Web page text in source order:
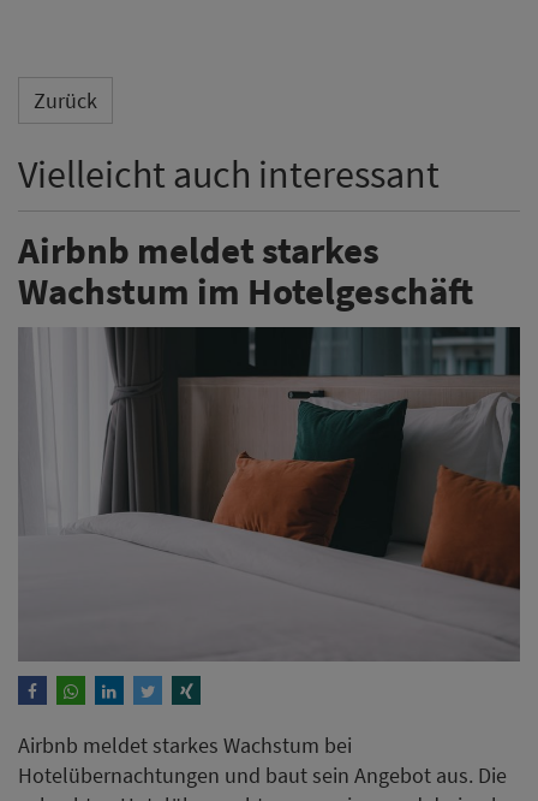
Zurück
Vielleicht auch interessant
Airbnb meldet starkes
Wachstum im Hotelgeschäft
Airbnb meldet starkes Wachstum bei
Hotelübernachtungen und baut sein Angebot aus. Die